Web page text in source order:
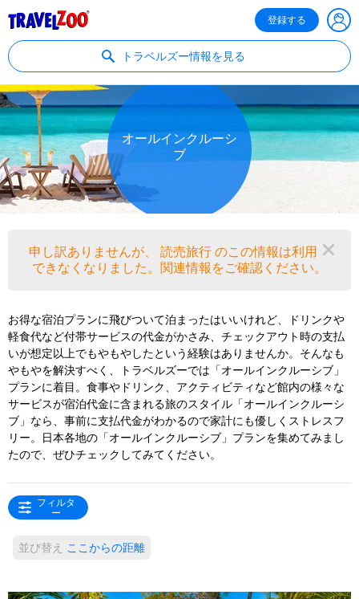
登録する
トラベルズー情報を見る
オールインクルーシ
ブ
申し訳ありませんが、 読売旅行 のこの情報は利用
できなくなりました。関連情報をご確認ください。
お得な宿泊プランに飛びついて泊まったはいいけれど、ドリンクや
軽食代など付帯サービスの代金がかさみ、チェックアウト時の支払
いが想定以上でもやもやしたという経験はありませんか。そんなも
やもやを解決すべく、トラベルズーでは「オールインクルーシブ」
プランに着目。食事やドリンク、アクティビティなど館内の様々な
サービスが宿泊代金に含まれる旅のスタイル「オールインクルーシ
ブ」なら、事前に支払代金がわかるので家計にも優しくストレスフ
リー。日本各地の「オールインクルーシブ」プランを集めてみまし
たので、ぜひチェックしてみてください。
フィルタ
ー
並び替え ここからの距離